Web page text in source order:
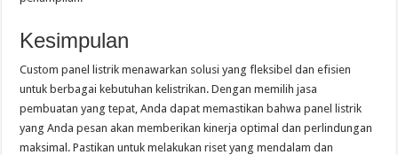
Kesimpulan
Custom panel listrik menawarkan solusi yang fleksibel dan efisien
untuk berbagai kebutuhan kelistrikan. Dengan memilih jasa
pembuatan yang tepat, Anda dapat memastikan bahwa panel listrik
yang Anda pesan akan memberikan kinerja optimal dan perlindungan
maksimal. Pastikan untuk melakukan riset yang mendalam dan